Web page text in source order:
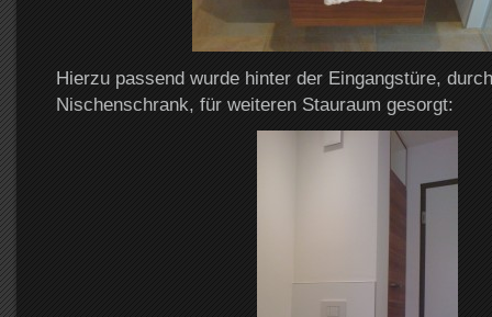
Hierzu passend wurde hinter der Eingangstüre,
Nischenschrank, für weiteren Stauraum gesorgt: